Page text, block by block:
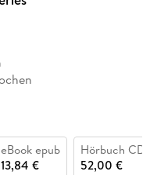
eBook epub
13,84 €
Hörbuch CD
52,00 €